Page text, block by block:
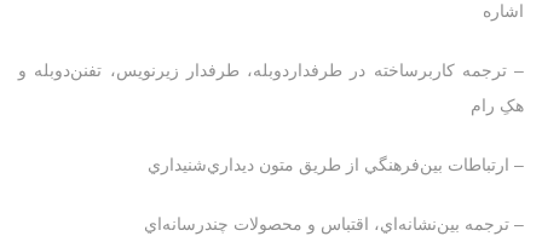
اشاره
– ترجمه کاربرساخته در طرفداردوبله‌‌، طرفدار زيرنويس، تفنن‌دوبله و
هکِ رام
– ارتباطات بين‌فرهنگي از طريق متون ديداري‌شنيداري
– ترجمه بين‌نشانه‌اي، اقتباس و محصولات چندرسانه‌اي